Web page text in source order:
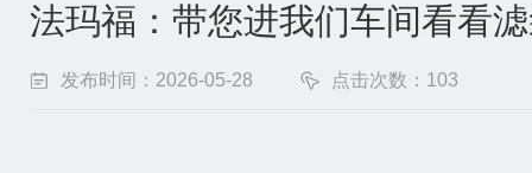
法玛福：带您进我们车间看看
发布时间：2026-05-28 点击次数：103